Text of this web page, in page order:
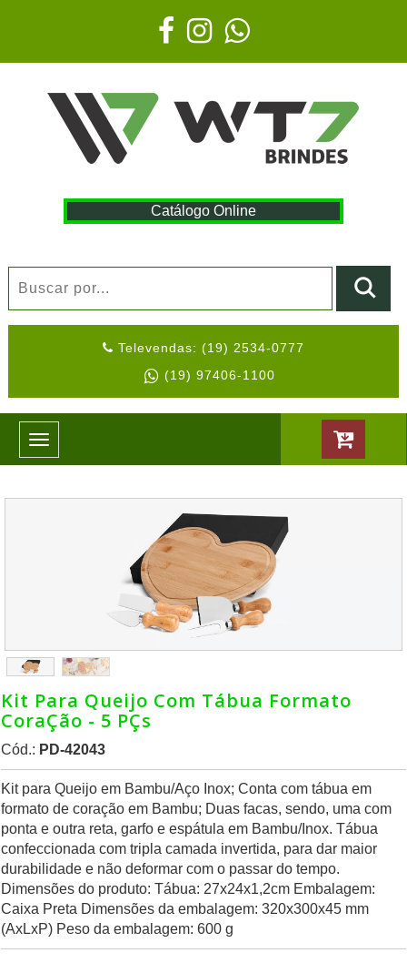
Catálogo Online
Televendas: (19) 2534-0777
(19) 97406-1100
Toggle
navigation
Kit Para Queijo Com Tábua Formato
CoraÇão - 5 PÇs
Cód.: PD-42043
Kit para Queijo em Bambu/Aço Inox; Conta com tábua em
formato de coração em Bambu; Duas facas, sendo, uma com
ponta e outra reta, garfo e espátula em Bambu/Inox. Tábua
confeccionada com tripla camada invertida, para dar maior
durabilidade e não deformar com o passar do tempo.
Dimensões do produto: Tábua: 27x24x1,2cm Embalagem:
Caixa Preta Dimensões da embalagem: 320x300x45 mm
(AxLxP) Peso da embalagem: 600 g